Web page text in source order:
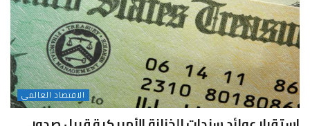
الاقتصاد العالمى